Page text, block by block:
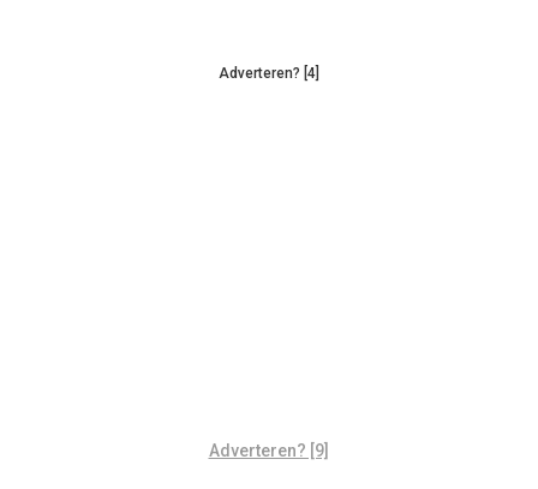
Adverteren? [4]
Adverteren? [9]